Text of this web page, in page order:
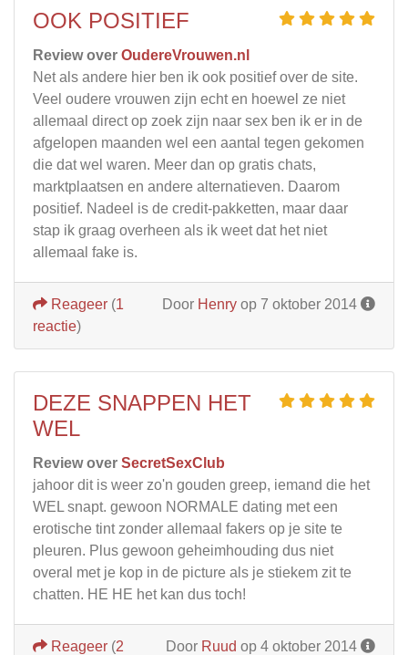
OOK POSITIEF
Review over OudereVrouwen.nl
Net als andere hier ben ik ook positief over de site.
Veel oudere vrouwen zijn echt en hoewel ze niet
allemaal direct op zoek zijn naar sex ben ik er in de
afgelopen maanden wel een aantal tegen gekomen
die dat wel waren. Meer dan op gratis chats,
marktplaatsen en andere alternatieven. Daarom
positief. Nadeel is de credit-pakketten, maar daar
stap ik graag overheen als ik weet dat het niet
allemaal fake is.
Door Henry op 7 oktober 2014
Reageer (1
reactie)
DEZE SNAPPEN HET
WEL
Review over SecretSexClub
jahoor dit is weer zo'n gouden greep, iemand die het
WEL snapt. gewoon NORMALE dating met een
erotische tint zonder allemaal fakers op je site te
pleuren. Plus gewoon geheimhouding dus niet
overal met je kop in de picture als je stiekem zit te
chatten. HE HE het kan dus toch!
Door Ruud op 4 oktober 2014
Reageer (2